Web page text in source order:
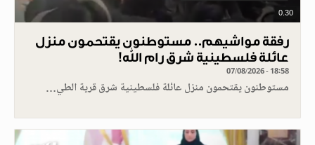
0.30
رفقة مواشيهم.. مستوطنون يقتحمون منزل
عائلة فلسطينية شرق رام الله!
07/08/2026 - 18:58
مستوطنون يقتحمون منزل عائلة فلسطينية شرق قرية الطي…